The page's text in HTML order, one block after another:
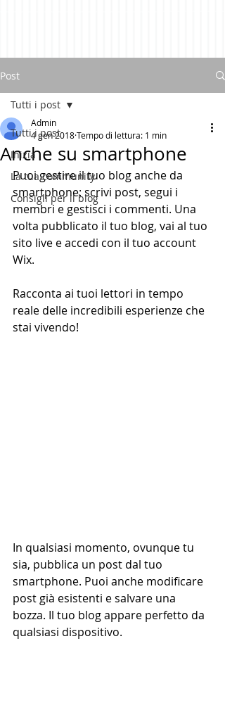
Post
Tutti i post
Inizia
La tua community
Consigli per il blog
Tutti i post
Anche su smartphone
Admin
4 gen 2018Tempo di lettura: 1 min
Puoi gestire il tuo blog anche da
smartphone: scrivi post, segui i
membri e gestisci i commenti. Una
volta pubblicato il tuo blog, vai al tuo
sito live e accedi con il tuo account
Wix.
Racconta ai tuoi lettori in tempo
reale delle incredibili esperienze che
stai vivendo!
In qualsiasi momento, ovunque tu
sia, pubblica un post dal tuo
smartphone. Puoi anche modificare
post già esistenti e salvare una
bozza. Il tuo blog appare perfetto da
qualsiasi dispositivo.